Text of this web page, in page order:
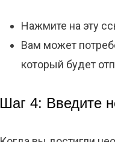
Нажмите на эту
Вам может
который будет
Шаг 4: Введите